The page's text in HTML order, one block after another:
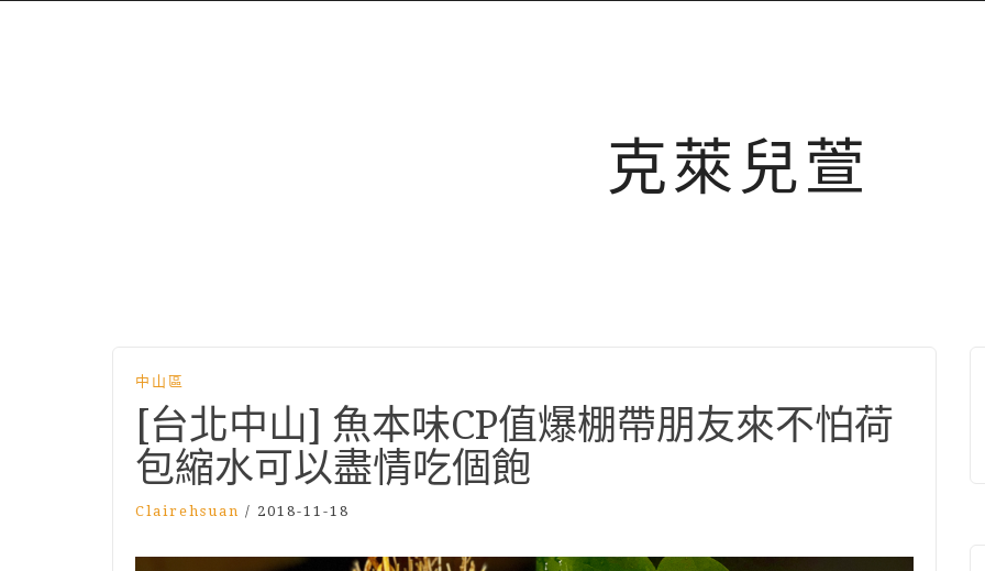
克萊兒萱
中山區
[台北中山] 魚本味CP值爆棚帶朋友來不怕荷
包縮水可以盡情吃個飽
Clairehsuan / 2018-11-18